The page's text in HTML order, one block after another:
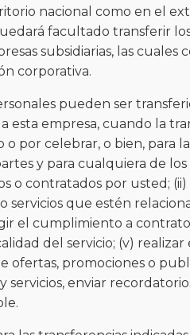
nacional como en el
facultado transferir
subsidiarias, las cuales
corporativa.
pueden ser
esta empresa, cuando la
por celebrar, o bien, para
y para cualquiera de
o contratados por usted;
servicios que estén
el cumplimiento a
del servicio; (v)
ofertas, promociones o
servicios, enviar